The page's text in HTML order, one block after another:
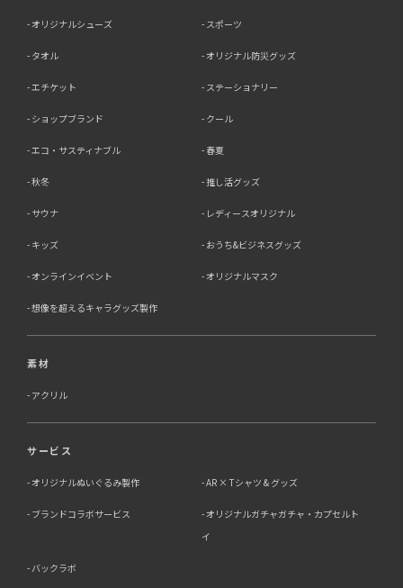
オリジナルシューズ スポーツ
タオル オリジナル防災グッズ
エチケット ステーショナリー
ショップブランド クール
エコ・サスティナブル 春夏
秋冬 推し活グッズ
サウナ レディースオリジナル
キッズ おうち&ビジネスグッズ
オンラインイベント オリジナルマスク
想像を超えるキャラグッズ製作
素材
アクリル
サービス
オリジナルぬいぐるみ製作 AR × Tシャツ & グッズ
ブランドコラボサービス
オリジナルガチャガチャ・カプセルト
イ
バックラボ